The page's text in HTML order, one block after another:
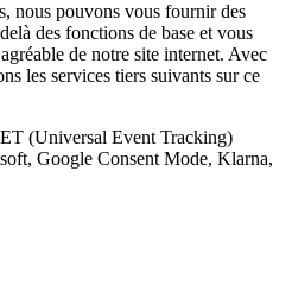
nous pouvons vous fournir des
des fonctions de base et vous
de notre site internet. Avec
les services tiers suivants sur ce
(Universal Event Tracking)
Google Consent Mode, Klarna,